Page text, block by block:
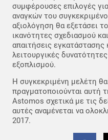
συμφέρουσες επιλογές
αναγκών του
αξιολόγηση θα εξετάσει
ικανότητες σχεδιασμού
απαιτήσεις εγκατάστασης
λειτουργικές
εξοπλισμού.
Η συγκεκριμένη μελέτη
πραγματοποιούνται αυτή
Astomos σχετικά με τις
αυτές αναμένεται να
2017.